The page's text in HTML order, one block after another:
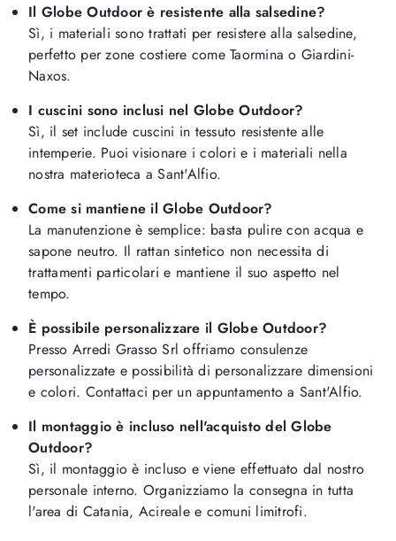
Il Globe Outdoor è resistente alla salsedine?
Sì, i materiali sono trattati per resistere alla salsedine,
perfetto per zone costiere come Taormina o Giardini-
Naxos.
I cuscini sono inclusi nel Globe Outdoor?
Sì, il set include cuscini in tessuto resistente alle
intemperie. Puoi visionare i colori e i materiali nella
nostra materioteca a Sant'Alfio.
Come si mantiene il Globe Outdoor?
La manutenzione è semplice: basta pulire con acqua e
sapone neutro. Il rattan sintetico non necessita di
trattamenti particolari e mantiene il suo aspetto nel
tempo.
È possibile personalizzare il Globe Outdoor?
Presso Arredi Grasso Srl offriamo consulenze
personalizzate e possibilità di personalizzare dimensioni
e colori. Contattaci per un appuntamento a Sant'Alfio.
Il montaggio è incluso nell'acquisto del Globe
Outdoor?
Sì, il montaggio è incluso e viene effettuato dal nostro
personale interno. Organizziamo la consegna in tutta
l'area di Catania, Acireale e comuni limitrofi.